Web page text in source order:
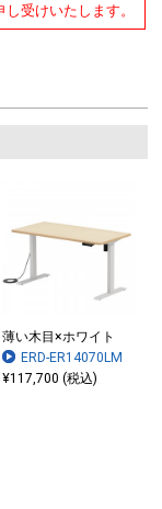
受けいたします。
薄い木目×ホワイト
ERD-ER14070LM
¥117,700 (税込)